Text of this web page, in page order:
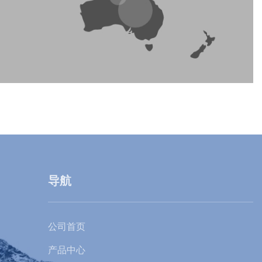
导航
公司首页
产品中心